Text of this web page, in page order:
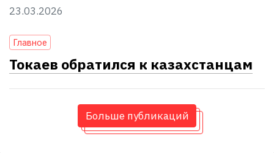
23.03.2026
Главное
Токаев обратился к казахстанцам
Больше публикаций